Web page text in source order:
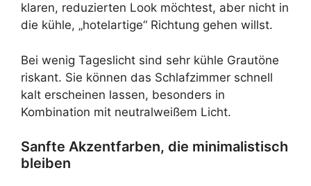
klaren, reduzierten Look möchtest, aber nicht in
die kühle, „hotelartige“ Richtung gehen willst.
Bei wenig Tageslicht sind sehr kühle Grautöne
riskant. Sie können das Schlafzimmer schnell
kalt erscheinen lassen, besonders in
Kombination mit neutralweißem Licht.
Sanfte Akzentfarben, die minimalistisch
bleiben